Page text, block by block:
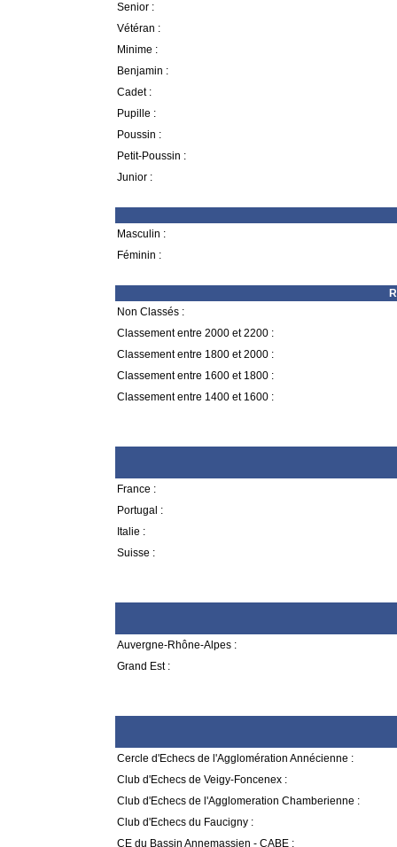
Senior :
Vétéran :
Minime :
Benjamin :
Cadet :
Pupille :
Poussin :
Petit-Poussin :
Junior :
Masculin :
Féminin :
Non Classés :
Classement entre 2000 et 2200 :
Classement entre 1800 et 2000 :
Classement entre 1600 et 1800 :
Classement entre 1400 et 1600 :
France :
Portugal :
Italie :
Suisse :
Auvergne-Rhône-Alpes :
Grand Est :
Cercle d'Echecs de l'Agglomération Annécienne :
Club d'Echecs de Veigy-Foncenex :
Club d'Echecs de l'Agglomeration Chamberienne :
Club d'Echecs du Faucigny :
CE du Bassin Annemassien - CABE :